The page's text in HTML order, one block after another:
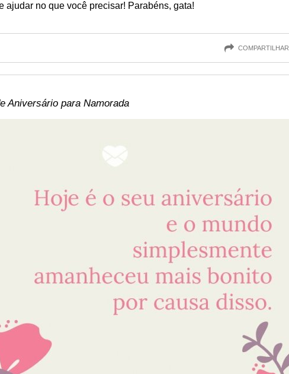
ajudar no que você precisar! Parabéns, gata!
COMPARTILHAR
Aniversário para Namorada